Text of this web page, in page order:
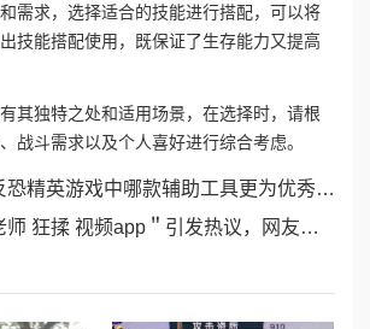
需求，选择适合的技能进行搭配，可以将
技能搭配使用，既保证了生存能力又提高
其独特之处和适用场景，在选择时，请根
战斗需求以及个人喜好进行综合考虑。
精英游戏中哪款辅助工具更为优秀与实用
视频app＂引发热议，网友纷纷讨论其内容与影响，教育界对此表示关注与反思